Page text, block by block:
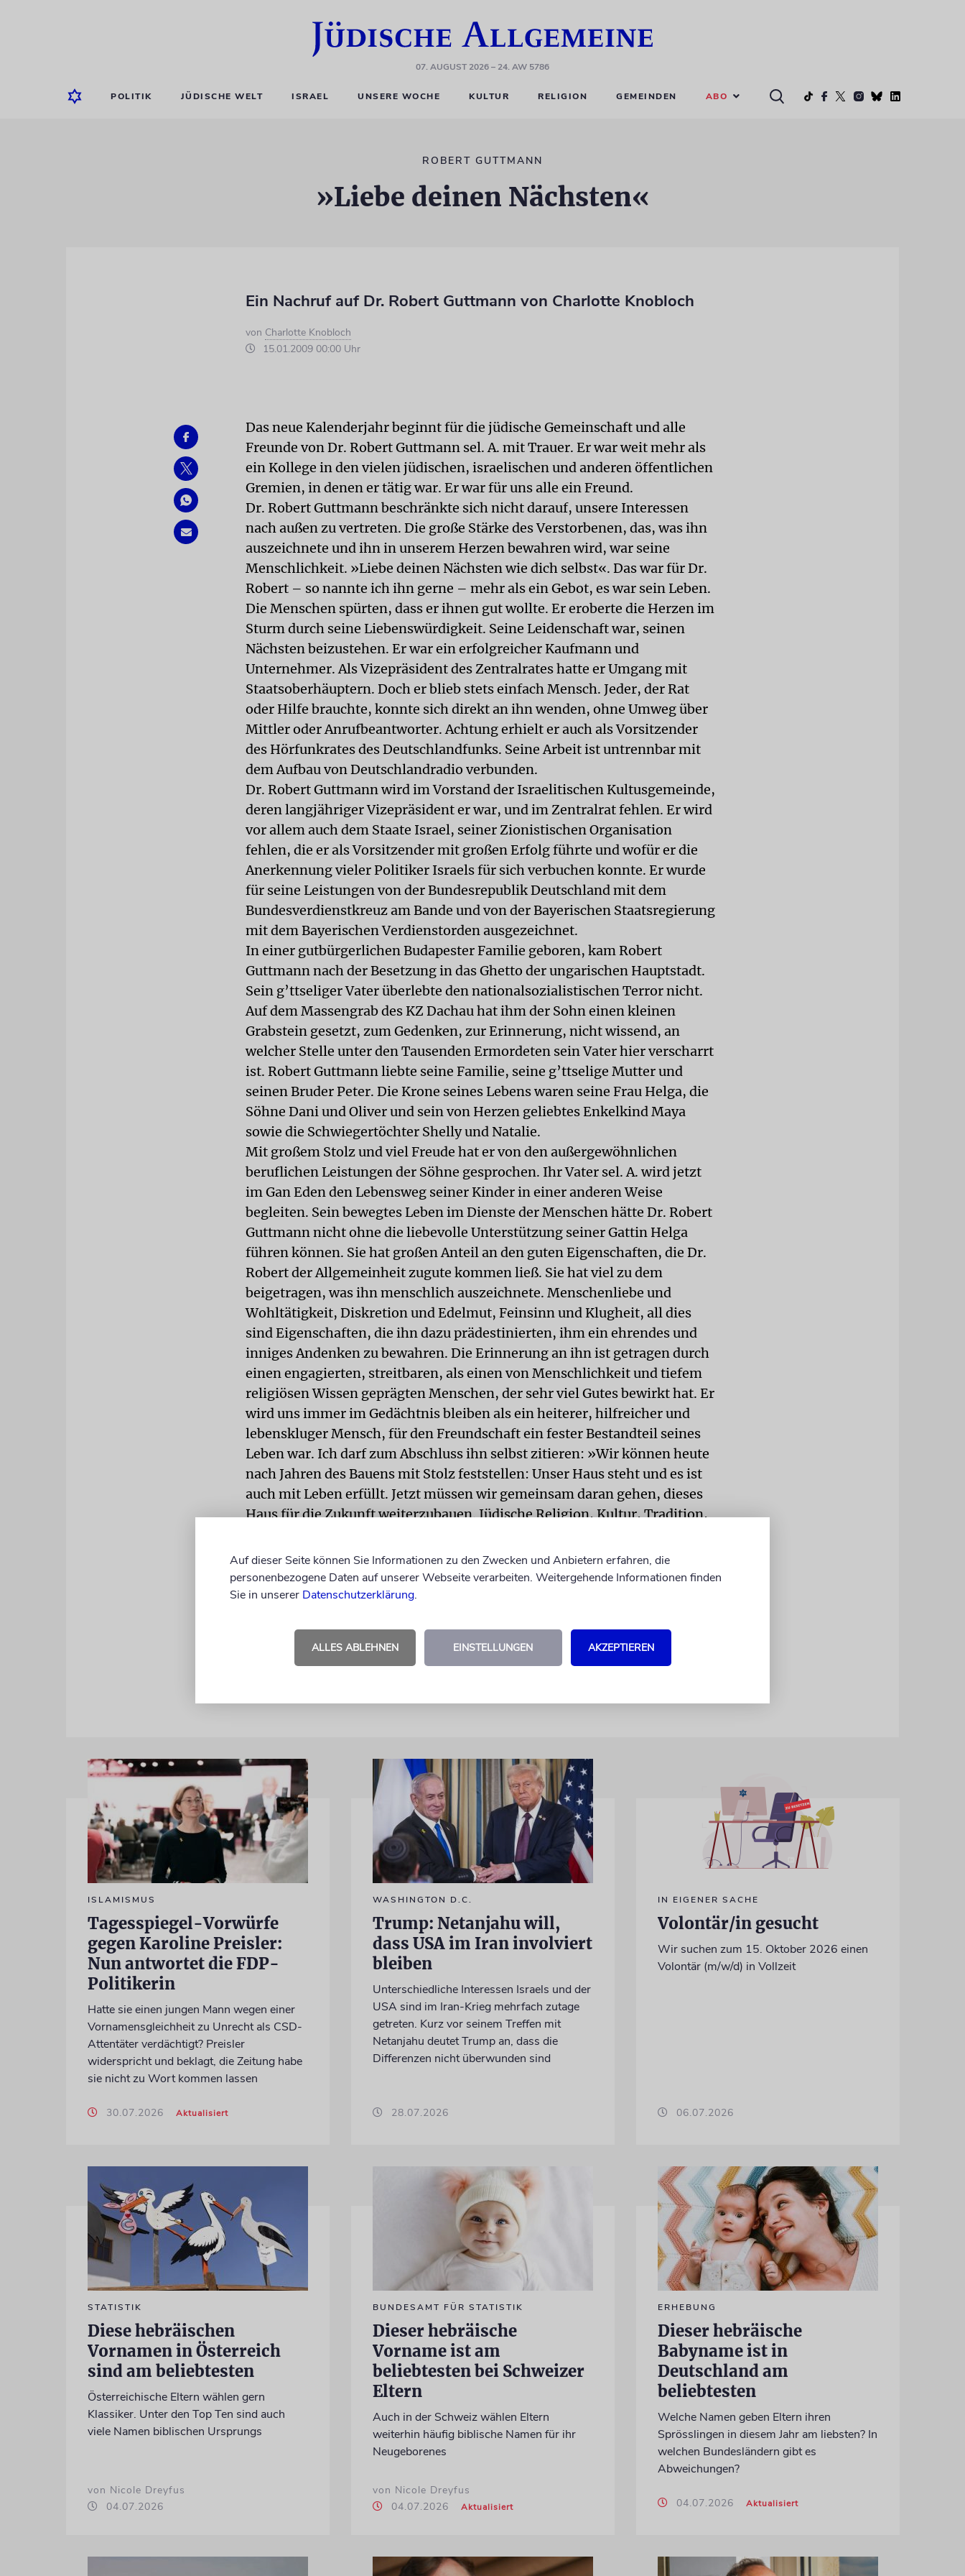
07. AUGUST 2026– 24. AW 5786
POLITIK JÜDISCHE WELT ISRAEL UNSERE WOCHE KULTUR RELIGION GEMEINDEN ABO
ROBERT GUTTMANN
»Liebe deinen Nächsten«
Ein Nachruf auf Dr. Robert Guttmann von Charlotte Knobloch
von Charlotte Knobloch
15.01.2009 00:00 Uhr
Das neue Kalenderjahr beginnt für die jüdische Gemeinschaft und alle
Freunde von Dr. Robert Guttmann sel. A. mit Trauer. Er war weit mehr als
ein Kollege in den vielen jüdischen, israelischen und anderen öffentlichen
Gremien, in denen er tätig war. Er war für uns alle ein Freund.
Dr. Robert Guttmann beschränkte sich nicht darauf, unsere Interessen
nach außen zu vertreten. Die große Stärke des Verstorbenen, das, was ihn
auszeichnete und ihn in unserem Herzen bewahren wird, war seine
Menschlichkeit. »Liebe deinen Nächsten wie dich selbst«. Das war für Dr.
Robert – so nannte ich ihn gerne – mehr als ein Gebot, es war sein Leben.
Die Menschen spürten, dass er ihnen gut wollte. Er eroberte die Herzen im
Sturm durch seine Liebenswürdigkeit. Seine Leidenschaft war, seinen
Nächsten beizustehen. Er war ein erfolgreicher Kaufmann und
Unternehmer. Als Vizepräsident des Zentralrates hatte er Umgang mit
Staatsoberhäuptern. Doch er blieb stets einfach Mensch. Jeder, der Rat
oder Hilfe brauchte, konnte sich direkt an ihn wenden, ohne Umweg über
Mittler oder Anrufbeantworter. Achtung erhielt er auch als Vorsitzender
des Hörfunkrates des Deutschlandfunks. Seine Arbeit ist untrennbar mit
dem Aufbau von Deutschlandradio verbunden.
Dr. Robert Guttmann wird im Vorstand der Israelitischen Kultusgemeinde,
deren langjähriger Vizepräsident er war, und im Zentralrat fehlen. Er wird
vor allem auch dem Staate Israel, seiner Zionistischen Organisation
fehlen, die er als Vorsitzender mit großen Erfolg führte und wofür er die
Anerkennung vieler Politiker Israels für sich verbuchen konnte. Er wurde
für seine Leistungen von der Bundesrepublik Deutschland mit dem
Bundesverdienstkreuz am Bande und von der Bayerischen Staatsregierung
mit dem Bayerischen Verdienstorden ausgezeichnet.
In einer gutbürgerlichen Budapester Familie geboren, kam Robert
Guttmann nach der Besetzung in das Ghetto der ungarischen Hauptstadt.
Sein g’ttseliger Vater überlebte den nationalsozialistischen Terror nicht.
Auf dem Massengrab des KZ Dachau hat ihm der Sohn einen kleinen
Grabstein gesetzt, zum Gedenken, zur Erinnerung, nicht wissend, an
welcher Stelle unter den Tausenden Ermordeten sein Vater hier verscharrt
ist. Robert Guttmann liebte seine Familie, seine g’ttselige Mutter und
seinen Bruder Peter. Die Krone seines Lebens waren seine Frau Helga, die
Söhne Dani und Oliver und sein von Herzen geliebtes Enkelkind Maya
sowie die Schwiegertöchter Shelly und Natalie.
Mit großem Stolz und viel Freude hat er von den außergewöhnlichen
beruflichen Leistungen der Söhne gesprochen. Ihr Vater sel. A. wird jetzt
im Gan Eden den Lebensweg seiner Kinder in einer anderen Weise
begleiten. Sein bewegtes Leben im Dienste der Menschen hätte Dr. Robert
Guttmann nicht ohne die liebevolle Unterstützung seiner Gattin Helga
führen können. Sie hat großen Anteil an den guten Eigenschaften, die Dr.
Robert der Allgemeinheit zugute kommen ließ. Sie hat viel zu dem
beigetragen, was ihn menschlich auszeichnete. Menschenliebe und
Wohltätigkeit, Diskretion und Edelmut, Feinsinn und Klugheit, all dies
sind Eigenschaften, die ihn dazu prädestinierten, ihm ein ehrendes und
inniges Andenken zu bewahren. Die Erinnerung an ihn ist getragen durch
einen engagierten, streitbaren, als einen von Menschlichkeit und tiefem
religiösen Wissen geprägten Menschen, der sehr viel Gutes bewirkt hat. Er
wird uns immer im Gedächtnis bleiben als ein heiterer, hilfreicher und
lebenskluger Mensch, für den Freundschaft ein fester Bestandteil seines
Leben war. Ich darf zum Abschluss ihn selbst zitieren: »Wir können heute
nach Jahren des Bauens mit Stolz feststellen: Unser Haus steht und es ist
auch mit Leben erfüllt. Jetzt müssen wir gemeinsam daran gehen, dieses
Haus für die Zukunft weiterzubauen. Jüdische Religion, Kultur, Tradition,
die Pfeiler, die wir absichern müssen. Mit meiner Erfahrung und meiner
Liebe zu unserer Gemeinde werde ich alles tun, dass der angefangene Weg
weitergegangen wird.«
das versprechen wir Ihnen! Möge die Seele von Dr. Robert Guttmann
eingebunden sein in das Bündel des ewigen Lebens.
ISLAMISMUS
Tagesspiegel-Vorwürfe
gegen Karoline Preisler:
Nun antwortet die FDP-
Politikerin
Hatte sie einen jungen Mann wegen einer
Vornamensgleichheit zu Unrecht als CSD-
Attentäter verdächtigt? Preisler
widerspricht und beklagt, die Zeitung habe
sie nicht zu Wort kommen lassen
30.07.2026 Aktualisiert
WASHINGTON D.C.
Trump: Netanjahu will,
dass USA im Iran involviert
bleiben
Unterschiedliche Interessen Israels und der
USA sind im Iran-Krieg mehrfach zutage
getreten. Kurz vor seinem Treffen mit
Netanjahu deutet Trump an, dass die
Differenzen nicht überwunden sind
28.07.2026
IN EIGENER SACHE
Volontär/in gesucht
Wir suchen zum 15. Oktober 2026 einen
Volontär (m/w/d) in Vollzeit
06.07.2026
STATISTIK
Diese hebräischen
Vornamen in Österreich
sind am beliebtesten
Österreichische Eltern wählen gern
Klassiker. Unter den Top Ten sind auch
viele Namen biblischen Ursprungs
von Nicole Dreyfus
04.07.2026
BUNDESAMT FÜR STATISTIK
Dieser hebräische
Vorname ist am
beliebtesten bei Schweizer
Eltern
Auch in der Schweiz wählen Eltern
weiterhin häufig biblische Namen für ihr
Neugeborenes
von Nicole Dreyfus
04.07.2026
Aktualisiert
ERHEBUNG
Dieser hebräische
Babyname ist in
Deutschland am
beliebtesten
Welche Namen geben Eltern ihren
Sprösslingen in diesem Jahr am liebsten? In
welchen Bundesländern gibt es
Abweichungen?
04.07.2026 Aktualisiert
Auf dieser Seite können Sie Informationen zu den Zwecken und Anbietern erfahren, die
personenbezogene Daten auf unserer Webseite verarbeiten. Weitergehende Informationen finden
Sie in unserer Datenschutzerklärung.
ALLES ABLEHNEN EINSTELLUNGEN AKZEPTIEREN